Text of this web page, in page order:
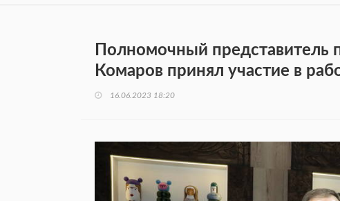
Полномочный
Комаров принял участие в
16.06.2023 18:20